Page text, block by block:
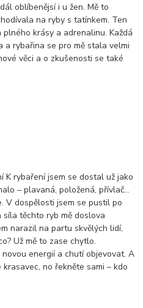
oblíbenějsí i u žen. Mě to
na ryby s tatínkem. Ten
krásy a adrenalinu. Každá
a rybařina se pro mě stala velmi
věci a o zkušenosti se také
K rybaření jsem se dostal už jako
– plavaná, položená, přívlač…
V dospělosti jsem se pustil po
těchto ryb mě doslova
narazil na partu skvělých lidí,
Už mě to zase chytlo.
energií a chutí objevovat. A
no řekněte sami – kdo